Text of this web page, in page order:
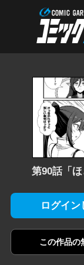
コミッ
第90話「
ログイン
この作品の